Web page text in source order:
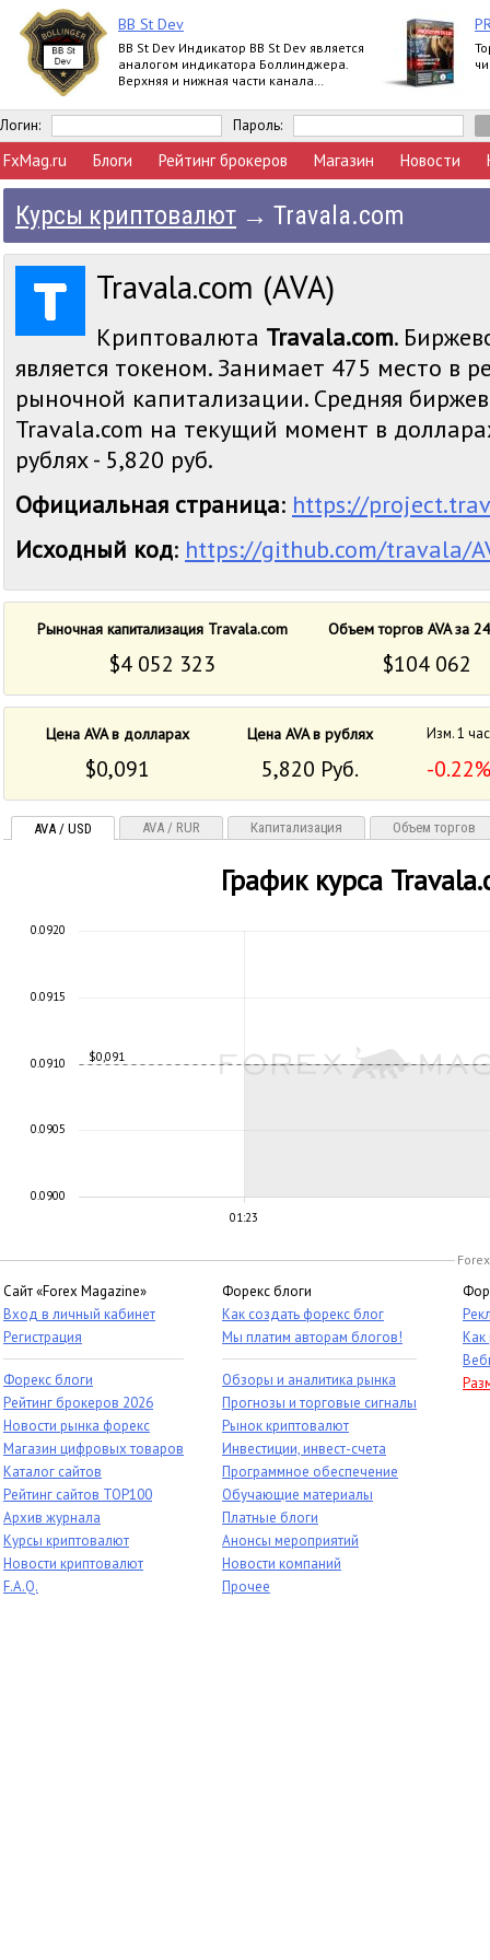
BB St Dev
BB St Dev Индикатор BB St Dev является
аналогом индикатора Боллинджера.
Верхняя и нижная части канала
помощи iStd
Логин: Пароль:
FxMag.ru Блоги Рейтинг брокеров Магазин Новости
Курсы криптовалют → Travala.com
Travala.com (AVA)
Криптовалюта Travala.com.
является токеном. Занимает 475 место в
рыночной капитализации. Средняя
Travala.com на текущий момент в
рублях - 5,820 руб.
Официальная страница: https://
Исходный код: https://github.com/travala/
Рыночная капитализация Travala.com Объем торгов AVA за
$4 052 323 $104 062
Цена AVA в долларах Цена AVA в рублях Изм. 1 час
$0,091 5,820 Руб. -0.22%
AVA / USD AVA / RUR Капитализация Объем торгов
График курса
01:23
$0,091
0.0900
0.0905
0.0910
0.0915
0.0920
Сайт «Forex Magazine»
Вход в личный кабинет
Регистрация
Форекс блоги
Рейтинг брокеров 2026
Новости рынка форекс
Магазин цифровых товаров
Каталог сайтов
Рейтинг сайтов TOP100
Архив журнала
Курсы криптовалют
Новости криптовалют
F.A.Q.
Форекс блоги
Как создать форекс блог
Мы платим авторам блогов!
Обзоры и аналитика рынка
Прогнозы и торговые сигналы
Рынок криптовалют
Инвестиции, инвест-счета
Программное обеспечение
Обучающие материалы
Платные блоги
Анонсы мероприятий
Новости компаний
Прочее
Как